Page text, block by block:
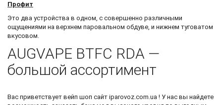
Профит
Это два устройства в одном, с совершенно различными
ощущениями на верхнем паровальном обдуве, и нижнем туговатом
вкусовом.
AUGVAPE BTFC RDA —
большой ассортимент
Вас приветствует вейп шоп сайт iparovoz.com.ua ! У нас вы найдете